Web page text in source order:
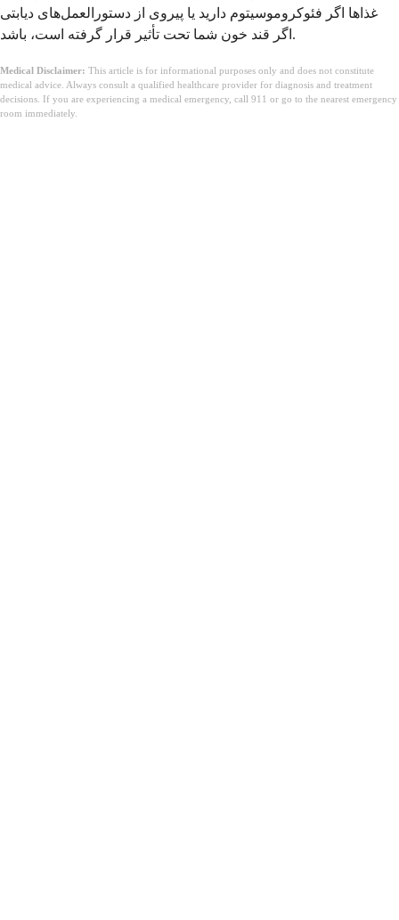
غذاها اگر فئوکروموسیتوم دارید یا پیروی از دستورالعمل‌های دیابتی
اگر قند خون شما تحت تأثیر قرار گرفته است، باشد.
Medical Disclaimer: This article is for informational purposes only and does not constitute
medical advice. Always consult a qualified healthcare provider for diagnosis and treatment
decisions. If you are experiencing a medical emergency, call 911 or go to the nearest emergency
room immediately.